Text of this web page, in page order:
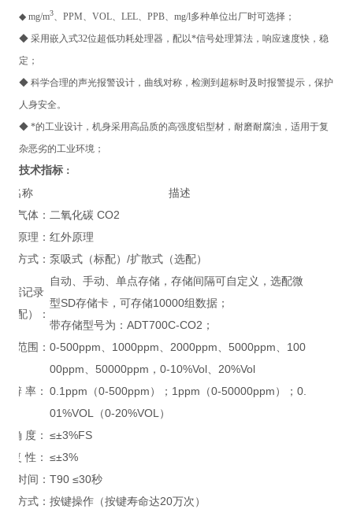
◆ mg/m3、PPM、VOL、LEL、PPB、mg/l多种单位出厂时可选择；
◆ 采用嵌入式32位超低功耗处理器，配以*信号处理算法，响应速度快，稳
定；
◆ 科学合理的声光报警设计，曲线对称，检测到超标时及时报警提示，保护
人身安全。
◆ *的工业设计，机身采用高品质的高强度铝型材，耐磨耐腐浊，适用于复
杂恶劣的工业环境；
技术指标：
名称
描述
测气体： 二氧化碳 CO2
测原理： 红外原理
测方式： 泵吸式（标配）/扩散式（选配）
数据记录
选配）：
自动、手动、单点存储，存储间隔可自定义，选配微
型SD存储卡，可存储10000组数据；
带存储型号为：ADT700C-CO2；
量范围： 0-500ppm、1000ppm、2000ppm、5000ppm、100
00ppm、50000ppm，0-10%Vol、20%Vol
辨 率： 0.1ppm（0-500ppm）；1ppm（0-50000ppm）；0.
01%VOL（0-20%VOL）
确 度： ≤±3%FS
复 性： ≤±3%
应时间： T90 ≤30秒
作方式： 按键操作（按键寿命达20万次）